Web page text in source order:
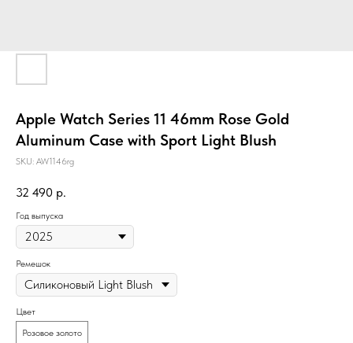
Apple Watch Series 11 46mm Rose Gold
Aluminum Case with Sport Light Blush
SKU: AW1146rg
32 490 р.
Год выпуска
Ремешок
Цвет
Розовое золото